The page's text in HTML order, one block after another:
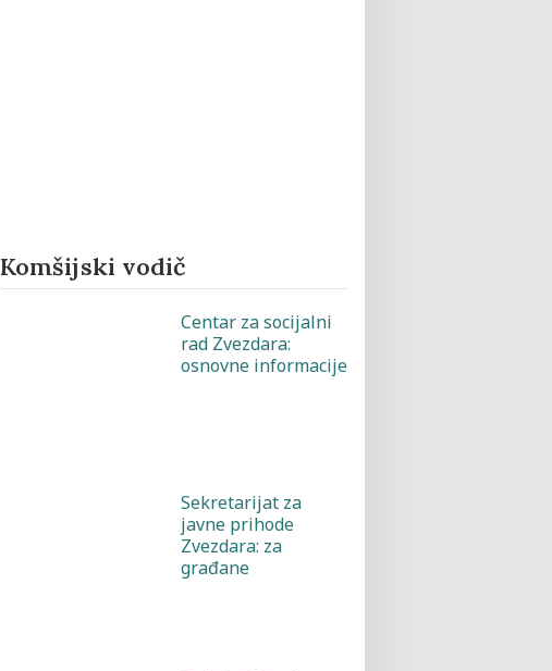
Komšijski vodič
Centar za socijalni
rad Zvezdara:
osnovne informacije
Sekretarijat za
javne prihode
Zvezdara: za
građane